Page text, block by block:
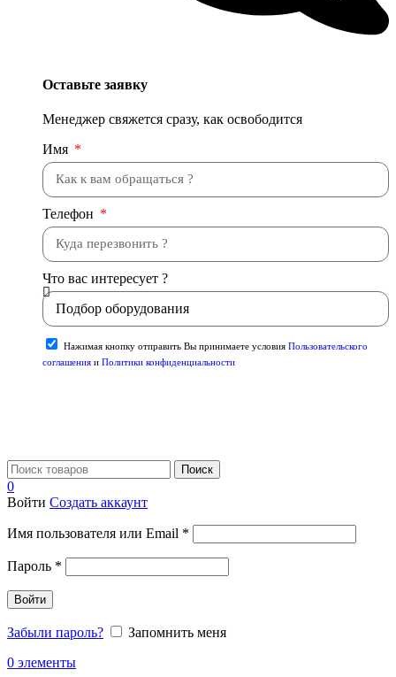
Оставьте заявку
Менеджер свяжется сразу, как освободится
Имя
Телефон
Что вас интересует ?
Нажимая кнопку отправить Вы принимаете условия Пользовательского
соглашения и Политики конфиденциальности
Поиск
0
Войти Создать аккаунт
Имя пользователя или Email *
Пароль *
Войти
Забыли пароль?
Запомнить меня
0 элементы